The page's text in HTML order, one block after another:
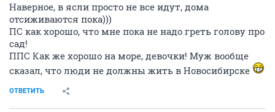
Наверное, в ясли просто не все идут, дома
отсиживаются пока)))
ПС как хорошо, что мне пока не надо греть голову про
сад!
ППС Как же хорошо на море, девочки! Муж вообще
сказал, что люди не должны жить в Новосибирске
ОТВЕТИТЬ